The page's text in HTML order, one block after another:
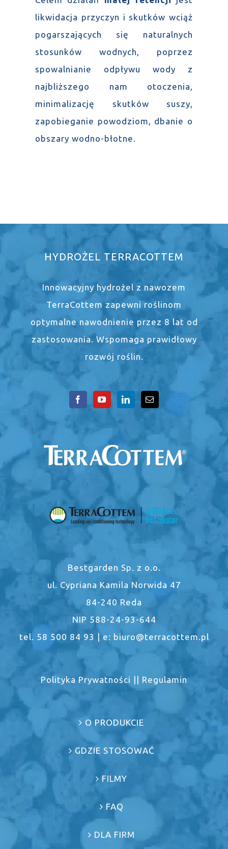
likwidacja przyczyn i skutków wciąż
pogarszających się naturalnych
stosunków wodnych, poprzez
spowalnianie odpływu wody z
najbliższego nam otoczenia,
minimalizację skutków suszy,
zapobieganie powodziom, dbanie o
obszary wodno-błotne.
HYDROŻEL TERRACOTTEM
Innowacyjny hydrożel z nawozem
TerraCottem zapewni roślinom
optymalne nawodnienie przez 8 lat od
zastosowania. Wspomaga prawidłowy
rozwój roślin.
Bestgarden Sp. z o.o.
ul. Cypriana Kamila Norwida 47
84-240 Reda
NIP 588-24-93-644
tel. 58 500 84 93 | e: biuro@terracottem.pl
Polityka Prywatności || Regulamin
O PRODUKCIE
GDZIE STOSOWAĆ
FILMY
FAQ
DLA FIRM